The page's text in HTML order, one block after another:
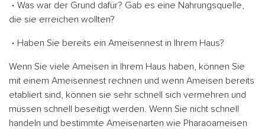
Was war der Grund dafür? Gab es eine Nahrungsquelle,
die sie erreichen wollten?
Haben Sie bereits ein Ameisennest in Ihrem Haus?
Wenn Sie viele Ameisen in Ihrem Haus haben, können Sie
mit einem Ameisennest rechnen und wenn Ameisen bereits
etabliert sind, können sie sehr schnell sich vermehren und
müssen schnell beseitigt werden. Wenn Sie nicht schnell
handeln und bestimmte Ameisenarten wie Pharaoameisen